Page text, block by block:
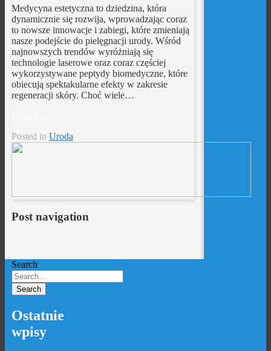
Medycyna estetyczna to dziedzina, która
dynamicznie się rozwija, wprowadzając coraz
to nowsze innowacje i zabiegi, które zmieniają
nasze podejście do pielęgnacji urody. Wśród
najnowszych trendów wyróżniają się
technologie laserowe oraz coraz częściej
wykorzystywane peptydy biomedyczne, które
obiecują spektakularne efekty w zakresie
regeneracji skóry. Choć wiele…
Posted in Uroda
Post navigation
Search
Ostatnie
wpisy